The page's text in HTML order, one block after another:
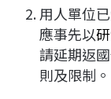
用人單位
應事先以
請延期返
則及限制。